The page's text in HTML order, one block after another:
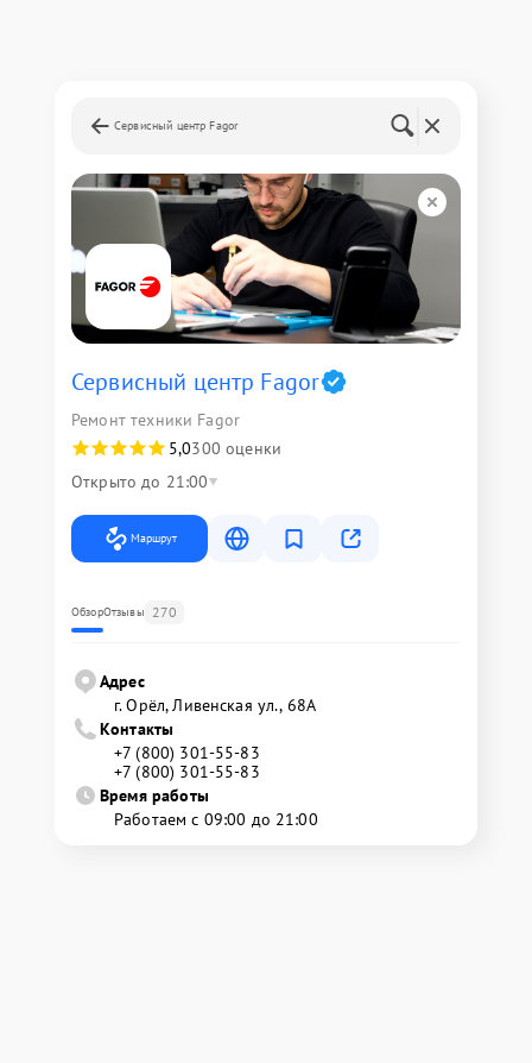
Сервисный центр Fagor
Сервисный центр Fagor
Ремонт техники Fagor
5,0300 оценки
Открыто до 21:00
Маршрут
ОбзорОтзывы 270
Адрес
г. Орёл, Ливенская ул., 68А
Контакты
+7 (800) 301-55-83
+7 (800) 301-55-83
Время работы
Работаем с 09:00 до 21:00